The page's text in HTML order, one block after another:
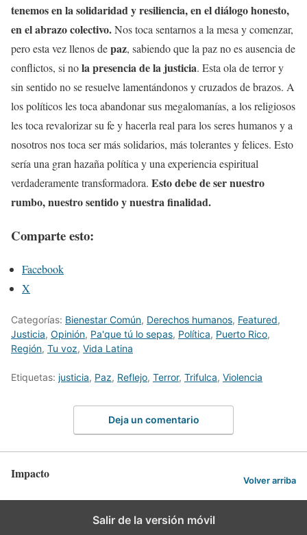
tenemos en la solidaridad y resiliencia, en el diálogo honesto,
en el abrazo colectivo.Nos toca sentarnos a la mesa y comenzar,
pero esta vez llenos depaz, sabiendo que la paz no es ausencia de
conflictos, si nola presencia de la justicia. Esta ola de terror y
sin sentido no se resuelve lamentándonos y cruzados de brazos. A
los políticos les toca abandonar sus megalomanías, a los religiosos
les toca revalorizar su fe y hacerla real para los seres humanos y a
nosotros nos toca ser más solidarios, más tolerantes y felices. Esto
sería una gran hazaña política y una experiencia espiritual
verdaderamente transformadora. Esto debe de ser nuestro
rumbo, nuestro sentido y nuestra finalidad.
Comparte esto:
Facebook
X
Categorías: Bienestar Común, Derechos humanos, Featured,
Justicia, Opinión, Pa'que tú lo sepas, Política, Puerto Rico,
Región, Tu voz, Vida Latina
Etiquetas: justicia, Paz, Reflejo, Terror, Trifulca, Violencia
Deja un comentario
Impacto Volver arriba
Salir de la versión móvil